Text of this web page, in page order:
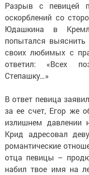
Разрыв с певицей
оскорблений со
Юдашкина в
попытался
своих любимых с
ответил: «Всех
Степашку…»
В ответ певица
за ее счет, Егор же
излишнем давлении
Крид адресовал
романтические
отца певицы –
набил твое имя на